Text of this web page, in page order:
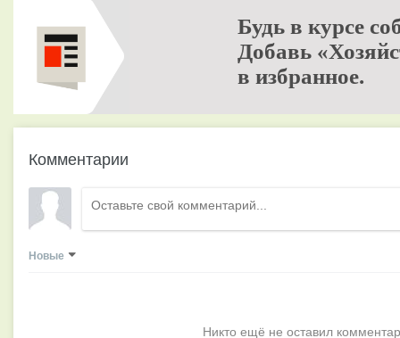
Будь в курсе
Добавь
в избранное.
Комментарии
Новые
Никто ещё не оставил